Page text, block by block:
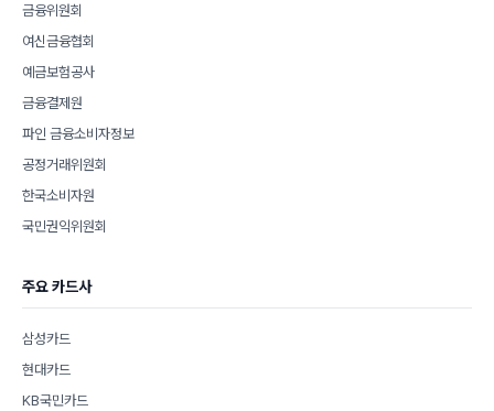
금융위원회
여신금융협회
예금보험공사
금융결제원
파인 금융소비자정보
공정거래위원회
한국소비자원
국민권익위원회
주요 카드사
삼성카드
현대카드
KB국민카드